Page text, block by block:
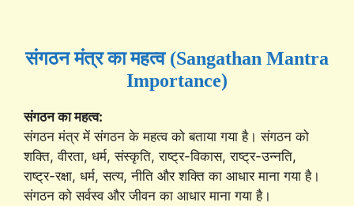
संगठन मंत्र का महत्व (Sangathan Mantra
Importance)
संगठन का महत्व:
संगठन मंत्र में संगठन के महत्व को बताया गया है। संगठन को
शक्ति, वीरता, धर्म, संस्कृति, राष्ट्र-विकास, राष्ट्र-उन्नति,
राष्ट्र-रक्षा, धर्म, सत्य, नीति और शक्ति का आधार माना गया है।
संगठन को सर्वस्व और जीवन का आधार माना गया है।